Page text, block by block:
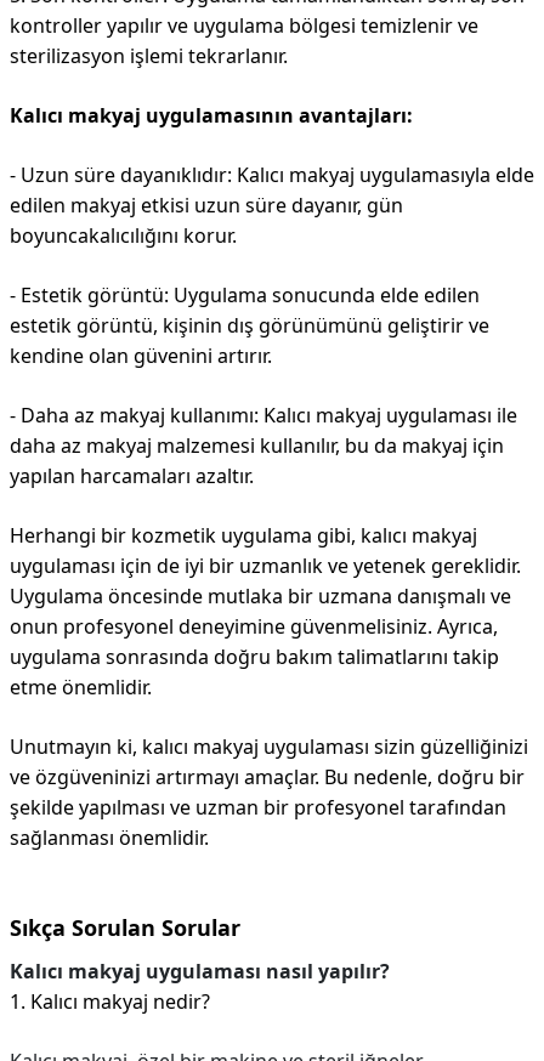
kontroller yapılır ve uygulama bölgesi temizlenir ve
sterilizasyon işlemi tekrarlanır.
Kalıcı makyaj uygulamasının avantajları:
- Uzun süre dayanıklıdır: Kalıcı makyaj uygulamasıyla elde
edilen makyaj etkisi uzun süre dayanır, gün
boyuncakalıcılığını korur.
- Estetik görüntü: Uygulama sonucunda elde edilen
estetik görüntü, kişinin dış görünümünü geliştirir ve
kendine olan güvenini artırır.
- Daha az makyaj kullanımı: Kalıcı makyaj uygulaması ile
daha az makyaj malzemesi kullanılır, bu da makyaj için
yapılan harcamaları azaltır.
Herhangi bir kozmetik uygulama gibi, kalıcı makyaj
uygulaması için de iyi bir uzmanlık ve yetenek gereklidir.
Uygulama öncesinde mutlaka bir uzmana danışmalı ve
onun profesyonel deneyimine güvenmelisiniz. Ayrıca,
uygulama sonrasında doğru bakım talimatlarını takip
etme önemlidir.
Unutmayın ki, kalıcı makyaj uygulaması sizin güzelliğinizi
ve özgüveninizi artırmayı amaçlar. Bu nedenle, doğru bir
şekilde yapılması ve uzman bir profesyonel tarafından
sağlanması önemlidir.
Sıkça Sorulan Sorular
Kalıcı makyaj uygulaması nasıl yapılır?
1. Kalıcı makyaj nedir?